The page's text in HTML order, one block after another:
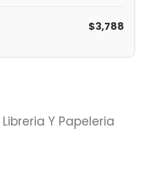
$3,788
Libreria Y Papeleria